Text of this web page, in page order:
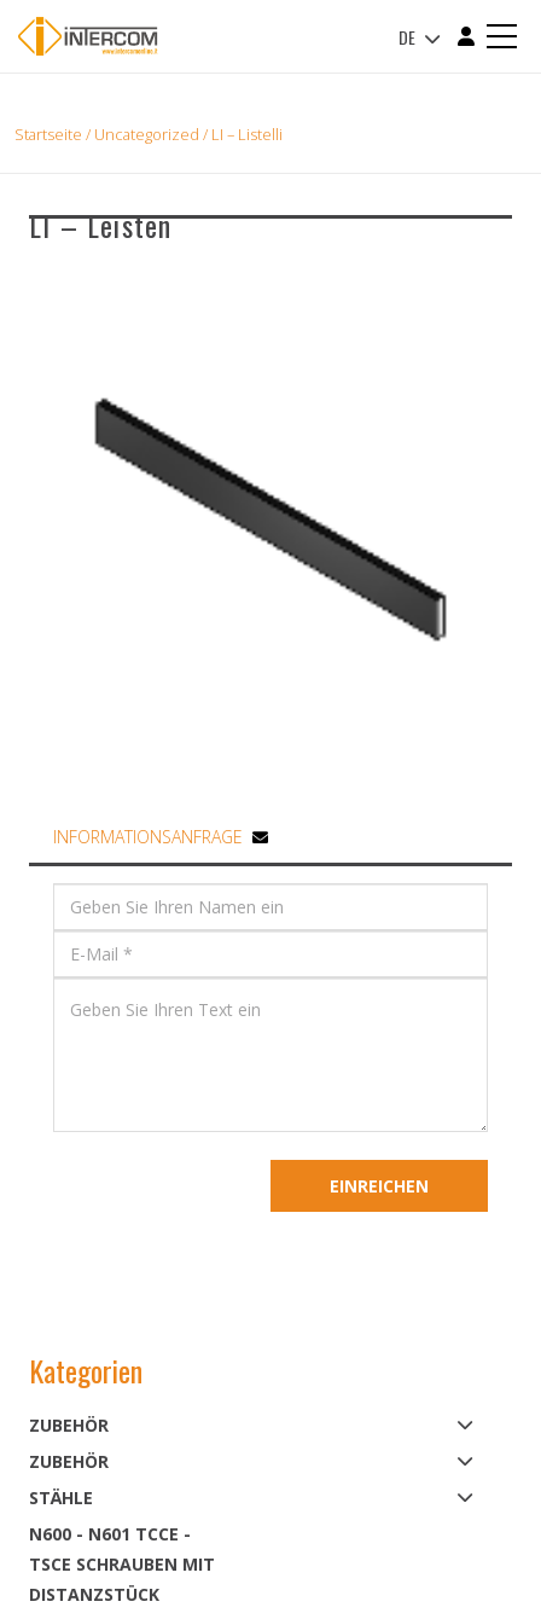
DE
Startseite / Uncategorized / LI – Listelli
Kategorien
ZUBEHÖR
ZUBEHÖR
STÄHLE
N600 - N601 TCCE -
TSCE SCHRAUBEN MIT
DISTANZSTÜCK
LI – Leisten
INFORMATIONSANFRAGE